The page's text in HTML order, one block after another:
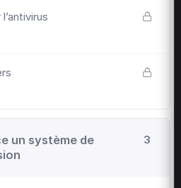
un système de
3